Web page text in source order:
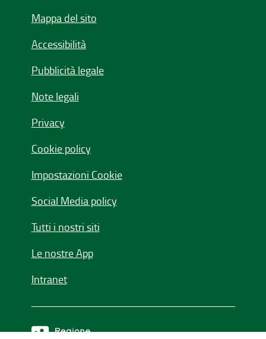
Mappa del sito
Accessibilità
Pubblicità legale
Note legali
Privacy
Cookie policy
Impostazioni Cookie
Social Media policy
Tutti i nostri siti
Le nostre App
Intranet